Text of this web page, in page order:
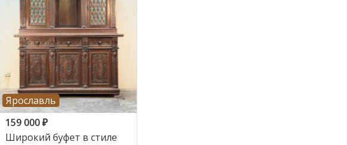
Ярославль
159 000₽
Широкий буфет в стиле